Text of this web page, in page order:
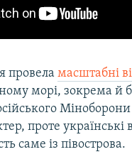
провеламасштабні
морі, зокрема й
проте українські
саме із півострова.